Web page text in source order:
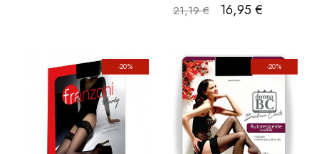
21,19 €
16,95 €
-20% -20%